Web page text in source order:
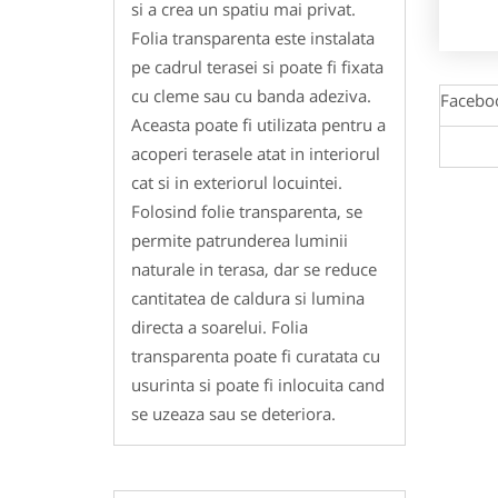
si a crea un spatiu mai privat.
Folia transparenta este instalata
pe cadrul terasei si poate fi fixata
cu cleme sau cu banda adeziva.
Aceasta poate fi utilizata pentru a
acoperi terasele atat in interiorul
cat si in exteriorul locuintei.
Folosind folie transparenta, se
permite patrunderea luminii
naturale in terasa, dar se reduce
cantitatea de caldura si lumina
directa a soarelui. Folia
transparenta poate fi curatata cu
usurinta si poate fi inlocuita cand
se uzeaza sau se deteriora.